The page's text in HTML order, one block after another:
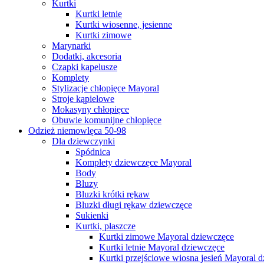
Kurtki
Kurtki letnie
Kurtki wiosenne, jesienne
Kurtki zimowe
Marynarki
Dodatki, akcesoria
Czapki kapelusze
Komplety
Stylizacje chłopięce Mayoral
Stroje kąpielowe
Mokasyny chłopięce
Obuwie komunijne chłopięce
Odzież niemowlęca 50-98
Dla dziewczynki
Spódnica
Komplety dziewczęce Mayoral
Body
Bluzy
Bluzki krótki rękaw
Bluzki długi rękaw dziewczęce
Sukienki
Kurtki, płaszcze
Kurtki zimowe Mayoral dziewczęce
Kurtki letnie Mayoral dziewczęce
Kurtki przejściowe wiosna jesień Mayoral